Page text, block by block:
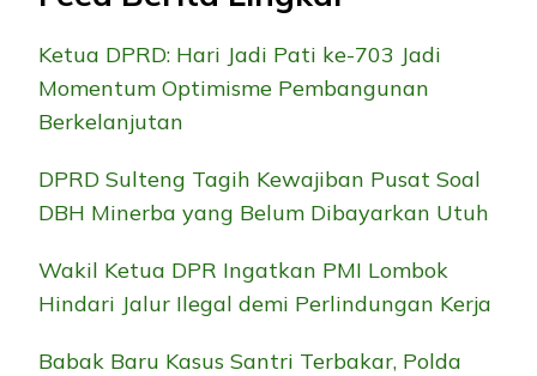
Ketua DPRD: Hari Jadi Pati ke-703 Jadi
Momentum Optimisme Pembangunan
Berkelanjutan
DPRD Sulteng Tagih Kewajiban Pusat Soal
DBH Minerba yang Belum Dibayarkan Utuh
Wakil Ketua DPR Ingatkan PMI Lombok
Hindari Jalur Ilegal demi Perlindungan Kerja
Babak Baru Kasus Santri Terbakar, Polda